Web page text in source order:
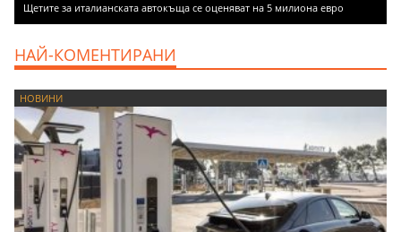
Щетите за италианската автокъща се оценяват на 5 милиона евро
НАЙ-КОМЕНТИРАНИ
НОВИНИ